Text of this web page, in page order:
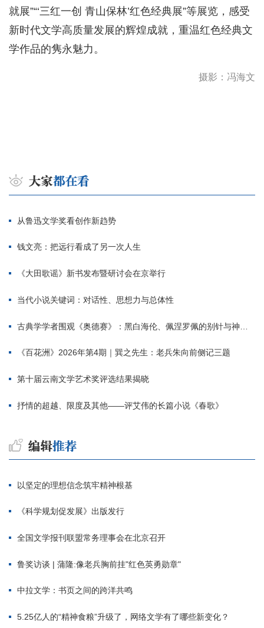
就展”“‘三红一创 青山保林’红色经典展”等展览，感受
新时代文学高质量发展的辉煌成就，重温红色经典文
学作品的隽永魅力。
摄影：冯海文
从鲁迅文学奖看创作新趋势
钱文亮：把远行看成了另一次人生
《大田歌谣》新书发布暨研讨会在京举行
当代小说关键词：对话性、思想力与总体性
古典学学者围观《奥德赛》：黑白海伦、佩涅罗佩的别针与神秘入侵者
《百花洲》2026年第4期｜巽之先生：老兵朱向前侧记三题
第十届云南文学艺术奖评选结果揭晓
抒情的超越、限度及其他——评艾伟的长篇小说《春歌》
以坚定的理想信念筑牢精神根基
《科学规划促发展》出版发行
全国文学报刊联盟常务理事会在北京召开
鲁奖访谈 | 蒲隆:像老兵胸前挂"红色英勇勋章"
中拉文学：书页之间的跨洋共鸣
5.25亿人的“精神食粮”升级了，网络文学有了哪些新变化？